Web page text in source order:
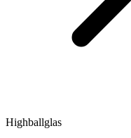
Highballglas